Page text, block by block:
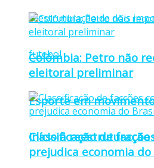
Esporte em
início à
Colômbia: Petro não
eleitoral preliminar
Classificação de
prejudica economia do